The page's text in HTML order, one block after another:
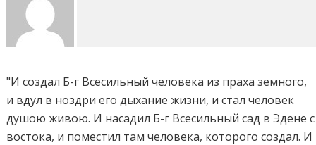
"И создал Б-г Всесильный человека из праха земного,
и вдул в ноздри его дыхание жизни, и стал человек
душою живою. И насадил Б-г Всесильный сад в Эдене с
востока, и поместил там человека, которого создал. И